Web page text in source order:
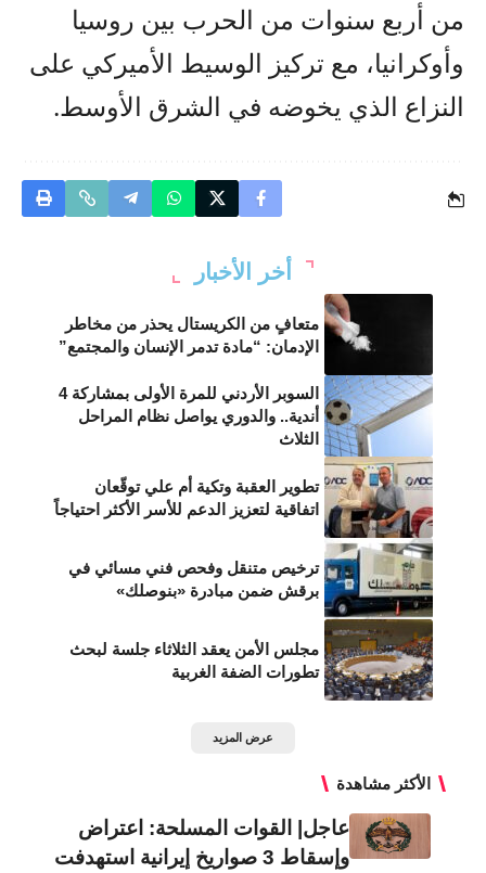
من أربع سنوات من الحرب بين روسيا
وأوكرانيا، مع تركيز الوسيط الأميركي على
النزاع الذي يخوضه في الشرق الأوسط.
أخر الأخبار
متعافٍ من الكريستال يحذر من مخاطر
الإدمان: “مادة تدمر الإنسان والمجتمع”
السوبر الأردني للمرة الأولى بمشاركة 4
أندية.. والدوري يواصل نظام المراحل
الثلاث
تطوير العقبة وتكية أم علي توقّعان
اتفاقية لتعزيز الدعم للأسر الأكثر احتياجاً
ترخيص متنقل وفحص فني مسائي في
برقش ضمن مبادرة «بنوصلك»
مجلس الأمن يعقد الثلاثاء جلسة لبحث
تطورات الضفة الغربية
عرض المزيد
الأكثر مشاهدة
عاجل| القوات المسلحة: اعتراض
وإسقاط 3 صواريخ إيرانية استهدفت